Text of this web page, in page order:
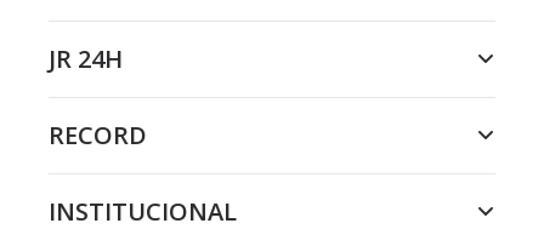
JR 24H
RECORD
INSTITUCIONAL